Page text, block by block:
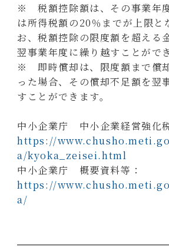
※ 税額控除額は、その事業年
は所得税額の20％までが上限と
お、税額控除の限度額を超える
翌事業年度に繰り越すことがで
※ 即時償却は、限度額まで償
った場合、その償却不足額を翌
すことができます。
中小企業庁 中小企業経営強化
https://
a/kyoka_zeisei.html
中小企業庁 概要資料等：
https://
a/